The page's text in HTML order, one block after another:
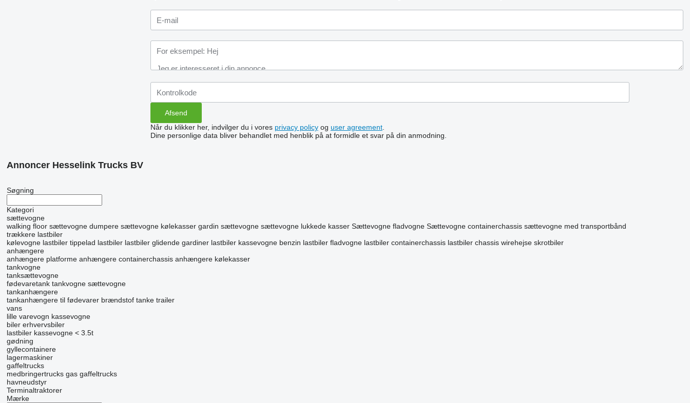
Når du klikker her, indvilger du i vores privacy policyog user agreement.
Dine personlige data bliver behandlet med henblik på at formidle et svar på din anmodning.
Annoncer Hesselink Trucks BV
Søgning
Kategori
sættevogne
walking floor sættevogne dumpere sættevogne kølekasser gardin sættevogne sættevogne lukkede kasser Sættevogne fladvogne Sættevogne containerchassis sættevogne med transportbånd
trækkere lastbiler
kølevogne lastbiler tippelad lastbiler lastbiler glidende gardiner lastbiler kassevogne benzin lastbiler fladvogne lastbiler containerchassis lastbiler chassis wirehejse skrotbiler
anhængere
anhængere platforme anhængere containerchassis anhængere kølekasser
tankvogne
tanksættevogne
fødevaretank tankvogne sættevogne
tankanhængere
tankanhængere til fødevarer brændstof tanke trailer
vans
lille varevogn kassevogne
biler erhvervsbiler
lastbiler kassevogne < 3.5t
gødning
gyllecontainere
lagermaskiner
gaffeltrucks
medbringertrucks gas gaffeltrucks
havneudstyr
Terminaltraktorer
Mærke